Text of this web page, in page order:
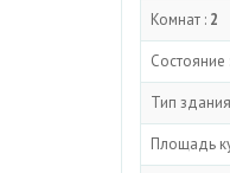
Комнат : 2
Состояние :
Тип
Площадь